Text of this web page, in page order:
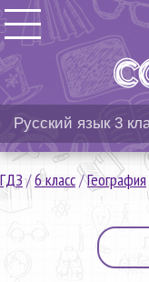
ГДЗ/6 класс/География